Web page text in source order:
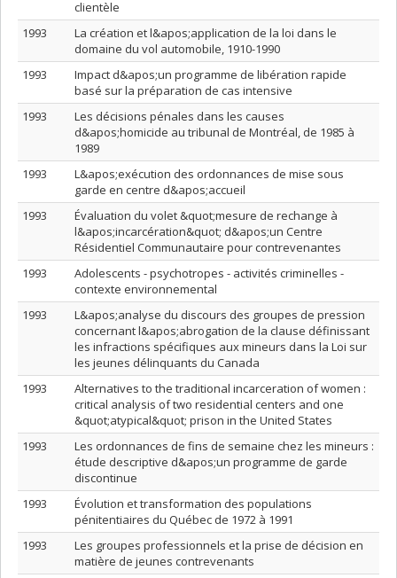
clientèle
1993
La création et l&apos;application de la loi dans le
domaine du vol automobile, 1910-1990
1993
Impact d&apos;un programme de libération rapide
basé sur la préparation de cas intensive
1993
Les décisions pénales dans les causes
d&apos;homicide au tribunal de Montréal, de 1985 à
1989
1993
L&apos;exécution des ordonnances de mise sous
garde en centre d&apos;accueil
1993
Évaluation du volet &quot;mesure de rechange à
l&apos;incarcération&quot; d&apos;un Centre
Résidentiel Communautaire pour contrevenantes
1993
Adolescents - psychotropes - activités criminelles -
contexte environnemental
1993
L&apos;analyse du discours des groupes de pression
concernant l&apos;abrogation de la clause définissant
les infractions spécifiques aux mineurs dans la Loi sur
les jeunes délinquants du Canada
1993
Alternatives to the traditional incarceration of women :
critical analysis of two residential centers and one
&quot;atypical&quot; prison in the United States
1993
Les ordonnances de fins de semaine chez les mineurs :
étude descriptive d&apos;un programme de garde
discontinue
1993
Évolution et transformation des populations
pénitentiaires du Québec de 1972 à 1991
1993
Les groupes professionnels et la prise de décision en
matière de jeunes contrevenants